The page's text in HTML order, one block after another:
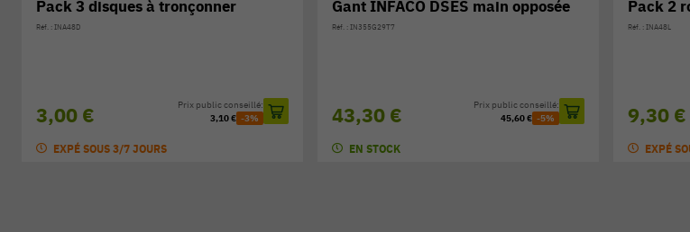
Pack 3 disques à tronçonner
Réf. : INA48D
3,00 €
Prix public conseillé:
3,10 € -3%
EXPÉ SOUS 3/7 JOURS
Gant INFACO DSES main opposée
Réf. : IN355G29T7
43,30 €
Prix public conseillé:
45,60 € -5%
EN STOCK
Pack 2
Réf. : INA48L
9,30 €
EXPÉ